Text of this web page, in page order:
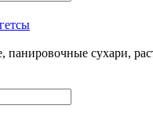
панировочные сухари,